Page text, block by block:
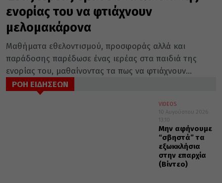
ενορίας του να φτιάχνουν
μελομακάρονα
Μαθήματα εθελοντισμού, προσφοράς αλλά και
παράδοσης παρέδωσε ένας ιερέας στα παιδιά της
ενορίας του, μαθαίνοντας τα πως να φτιάχνουν...
ΡΟΗ ΕΙΔΗΣΕΩΝ
VIDEOS
10 Αυγούστου 2026
13:10
Μην αφήνουμε
“σβηστά” τα
εξωκκλήσια
στην επαρχία
(Βίντεο)